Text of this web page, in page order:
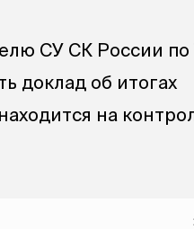
СУ СК России
доклад об итогах
на